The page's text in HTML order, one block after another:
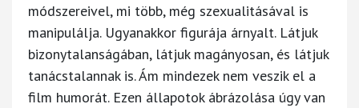
módszereivel, mi több, még szexualitásával is
manipulálja. Ugyanakkor figurája árnyalt. Látjuk
bizonytalanságában, látjuk magányosan, és látjuk
tanácstalannak is. Ám mindezek nem veszik el a
film humorát. Ezen állapotok ábrázolása úgy van